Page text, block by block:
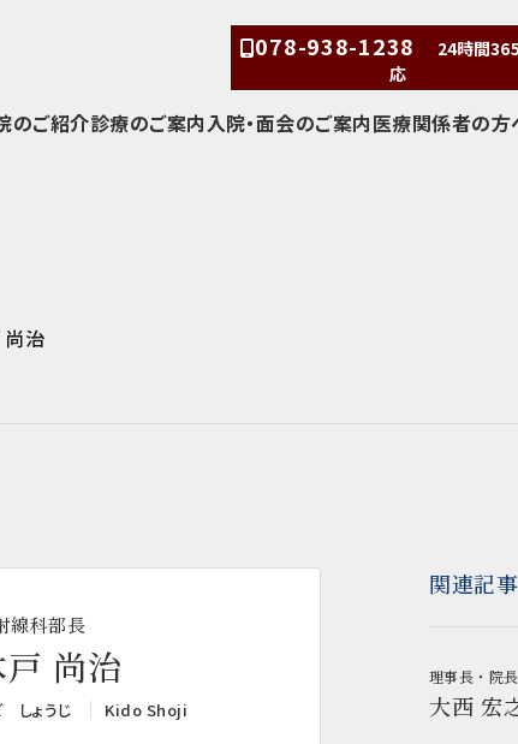
078-938-1238 24時間
応
のご紹介診療のご案内入院・面会のご案内医療関係者の方
治
線科部長
尚治
しょうじ Kido Shoji
関連記事
理事長・院長
大西 宏